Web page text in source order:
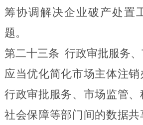
筹协调解决企业破产处置
题。
第二十三条 行政审批服务
应当优化简化市场主体注
行政审批服务、市场监管
社会保障等部门间的数据共